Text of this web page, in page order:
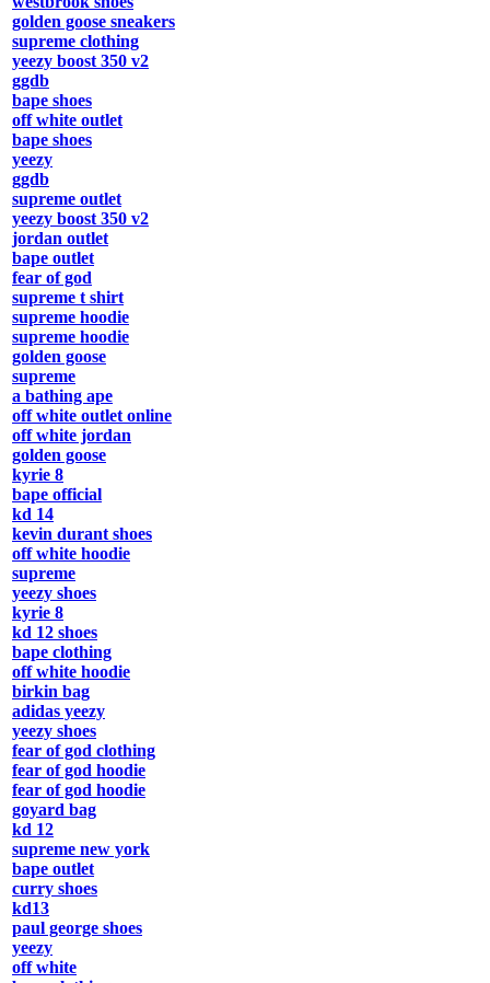
golden goose sneakers
supreme clothing
yeezy boost 350 v2
ggdb
bape shoes
off white outlet
bape shoes
yeezy
ggdb
supreme outlet
yeezy boost 350 v2
jordan outlet
bape outlet
fear of god
supreme t shirt
supreme hoodie
supreme hoodie
golden goose
supreme
a bathing ape
off white outlet online
off white jordan
golden goose
kyrie 8
bape official
kd 14
kevin durant shoes
off white hoodie
supreme
yeezy shoes
kyrie 8
kd 12 shoes
bape clothing
off white hoodie
birkin bag
adidas yeezy
yeezy shoes
fear of god clothing
fear of god hoodie
fear of god hoodie
goyard bag
kd 12
supreme new york
bape outlet
curry shoes
kd13
paul george shoes
yeezy
off white